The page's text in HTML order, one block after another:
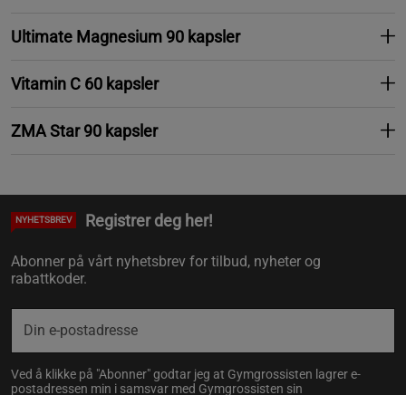
Ultimate Magnesium 90 kapsler
Vitamin C 60 kapsler
ZMA Star 90 kapsler
NYHETSBREV Registrer deg her!
Abonner på vårt nyhetsbrev for tilbud, nyheter og
rabattkoder.
Ved å klikke på "Abonner" godtar jeg at Gymgrossisten lagrer e-
postadressen min i samsvar med Gymgrossisten sin